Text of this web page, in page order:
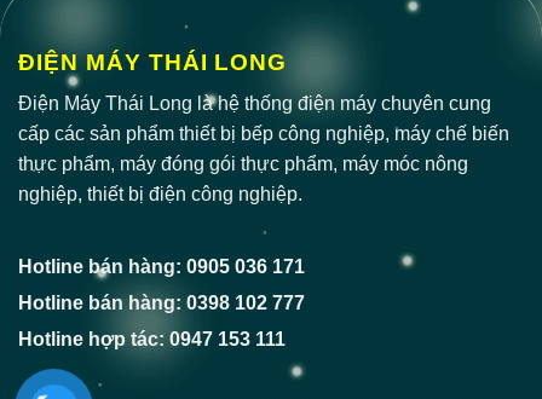
ĐIỆN MÁY THÁI LONG
Điện Máy Thái Long là hệ thống điện máy chuyên cung
cấp các sản phẩm thiết bị bếp công nghiệp, máy chế biến
thực phẩm, máy đóng gói thực phẩm, máy móc nông
nghiệp, thiết bị điện công nghiệp.
Hotline bán hàng: 0905 036 171
Hotline bán hàng: 0398 102 777
Hotline hợp tác: 0947 153 111